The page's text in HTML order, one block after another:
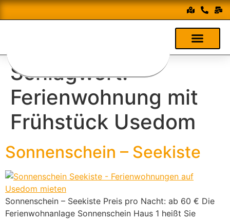
Schlagwort:
Ferienwohnung mit
Frühstück Usedom
Sonnenschein – Seekiste
Sonnenschein – Seekiste Preis pro Nacht: ab 60 € Die
Ferienwohnanlage Sonnenschein Haus 1 heißt Sie